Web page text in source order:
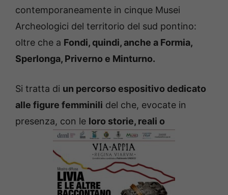
contemporaneamente in cinque Musei
Archeologici del territorio del sud pontino:
oltre che a Fondi, quindi, anche a Formia,
Sperlonga, Priverno e Minturno.
Si tratta di un percorso espositivo dedicato
alle figure femminili del che, evocate in
presenza, con le loro storie, reali o